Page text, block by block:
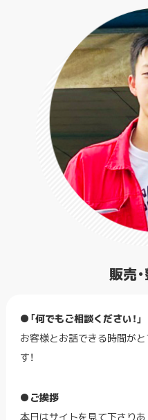
販売
●「何でもご相談ください！」
お客様とお話できる時間が
す！
●ご挨拶
本日はサイトを見て下さりあ